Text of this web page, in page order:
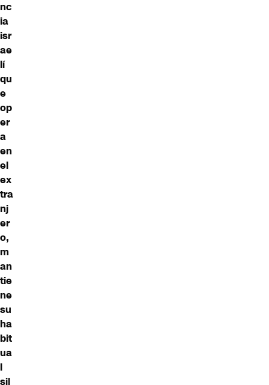
nc
ia
isr
ae
lí
qu
e
op
er
a
en
el
ex
tra
nj
er
o,
m
an
tie
ne
su
ha
bit
ua
l
sil